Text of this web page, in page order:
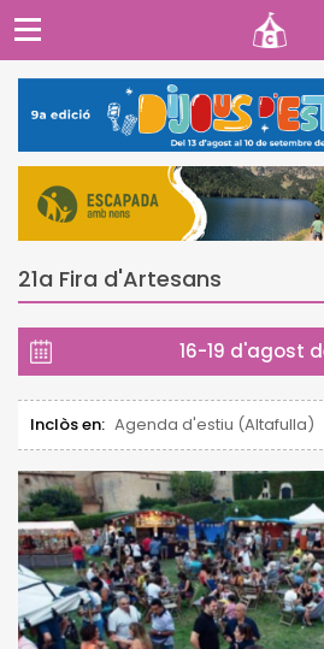
21a Fira d'Artesans
16-19 d'agost
Inclòs en: Agenda d'estiu (Altafulla)